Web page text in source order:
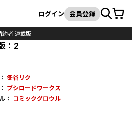
検索
ログイン 会員登録カート
約者 連載版
：2
冬谷リク
ブシロードワークス
：
コミックグロウル